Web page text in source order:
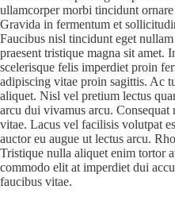
ullamcorper morbi tincidunt ornare
Gravida in fermentum et
Faucibus nisl tincidunt eget
praesent tristique magna sit amet.
scelerisque felis imperdiet proin
adipiscing vitae proin sagittis. Ac
aliquet. Nisl vel pretium lectus
arcu dui vivamus arcu. Consequat
vitae. Lacus vel facilisis volutpat
auctor eu augue ut lectus arcu.
Tristique nulla aliquet enim tortor
commodo elit at imperdiet dui
faucibus vitae.